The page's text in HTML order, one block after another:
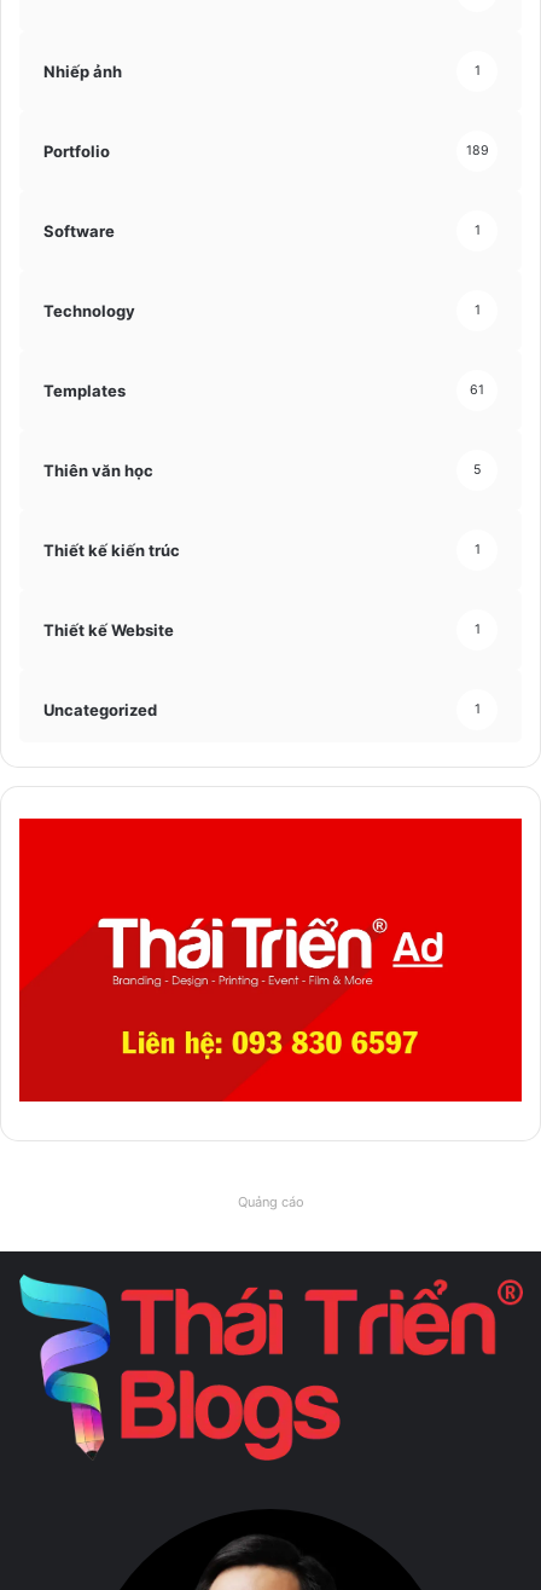
Nhiếp ảnh 1
Portfolio 189
Software 1
Technology 1
Templates 61
Thiên văn học 5
Thiết kế kiến trúc 1
Thiết kế Website 1
Uncategorized 1
Quảng cáo